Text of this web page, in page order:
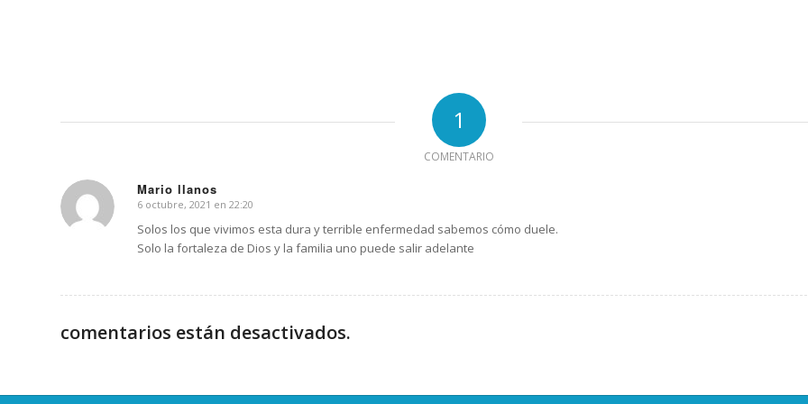
1
COMENTARIO
Mario llanos
Dice:
6 octubre, 2021 en 22:20
Solos los que vivimos esta dura y terrible enfermedad sabemos cómo duele.
Solo la fortaleza de Dios y la familia uno puede salir adelante
comentarios están desactivados.